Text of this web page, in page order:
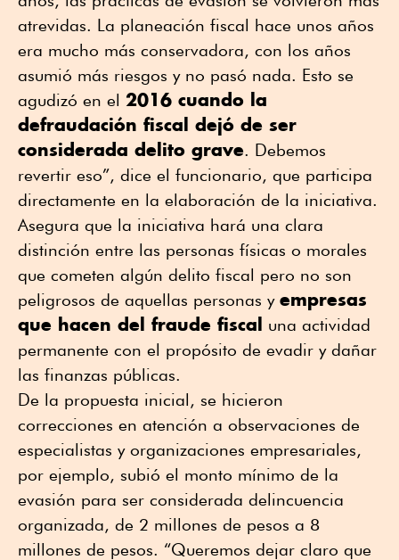
atrevidas. La planeación fiscal hace unos años
era mucho más conservadora, con los años
asumió más riesgos y no pasó nada. Esto se
agudizó en el 2016 cuando la
defraudación fiscal dejó de ser
considerada delito grave. Debemos
revertir eso”, dice el funcionario, que participa
directamente en la elaboración de la iniciativa.
Asegura que la iniciativa hará una clara
distinción entre las personas físicas o morales
que cometen algún delito fiscal pero no son
peligrosos de aquellas personas y empresas
que hacen del fraude fiscal una actividad
permanente con el propósito de evadir y dañar
las finanzas públicas.
De la propuesta inicial, se hicieron
correcciones en atención a observaciones de
especialistas y organizaciones empresariales,
por ejemplo, subió el monto mínimo de la
evasión para ser considerada delincuencia
organizada, de 2 millones de pesos a 8
millones de pesos. “Queremos dejar claro que